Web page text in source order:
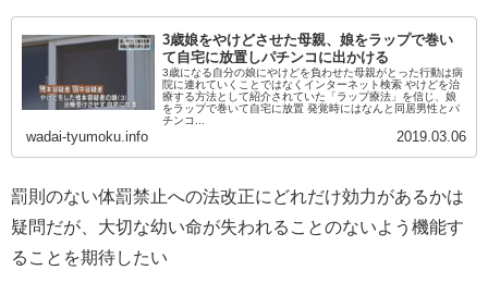
3歳娘をやけどさせた母親、娘をラップで巻い
て自宅に放置しパチンコに出かける
3歳になる自分の娘にやけどを負わせた母親がとった行動は病
院に連れていくことではなくインターネット検索 やけどを治
療する方法として紹介されていた「ラップ療法」を信じ、娘
をラップで巻いて自宅に放置 発覚時にはなんと同居男性とパ
チンコ...
wadai-tyumoku.info 2019.03.06
罰則のない体罰禁止への法改正にどれだけ効力があるかは
疑問だが、大切な幼い命が失われることのないよう機能す
ることを期待したい